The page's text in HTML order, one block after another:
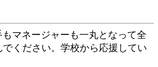
マネージャーも一丸となって全
でください。学校から応援してい